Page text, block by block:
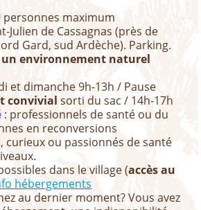
personnes maximum
Julien de Cassagnas (près de
Gard, sud Ardèche). Parking.
un environnement naturel
et dimanche 9h-13h / Pause
convivial sorti du sac / 14h-17h
: professionnels de santé ou du
en reconversions
curieux ou passionnés de santé
dans le village (accès au
hébergements
au dernier moment? Vous avez